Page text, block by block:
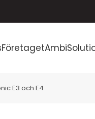
Företaget
E3 och E4